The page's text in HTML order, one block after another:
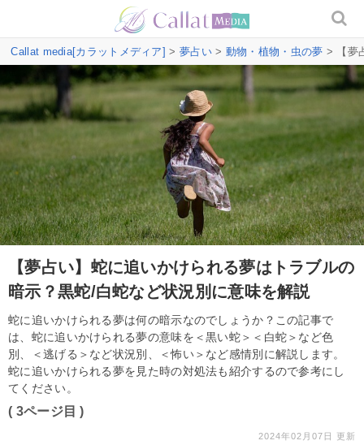
Callat media[カラットメディア] > 夢占い> 動物・植物・虫の夢 > 【夢
【夢占い】蛇に追いかけられる夢はトラブルの
暗示？黒蛇/白蛇など状況別に意味を解説
蛇に追いかけられる夢は何の暗示なのでしょうか？この記事で
は、蛇に追いかけられる夢の意味を＜黒い蛇＞＜白蛇＞など色
別、＜逃げる＞など状況別、＜怖い＞など感情別に解説します。
蛇に追いかけられる夢を見た時の対処法も紹介するので参考にし
てください。
( 3ページ目 )
2024年02月07日 更新